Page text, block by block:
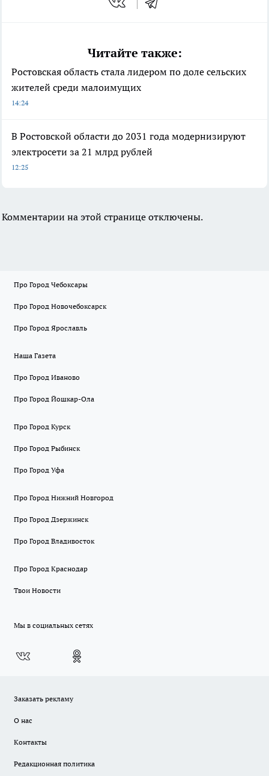
Читайте также:
Ростовская область стала лидером по доле сельских
жителей среди малоимущих
14:24
В Ростовской области до 2031 года модернизируют
электросети за 21 млрд рублей
12:25
Комментарии на этой странице отключены.
Про Город Чебоксары
Про Город Новочебоксарск
Про Город Ярославль
Наша Газета
Про Город Иваново
Про Город Йошкар-Ола
Про Город Курск
Про Город Рыбинск
Про Город Уфа
Про Город Нижний Новгород
Про Город Дзержинск
Про Город Владивосток
Про Город Краснодар
Твои Новости
Мы в социальных сетях
Заказать рекламу
О нас
Контакты
Редакционная политика